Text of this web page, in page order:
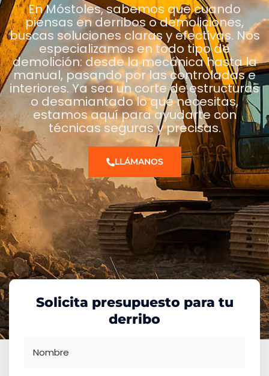
En Móstoles, sabemos que cuando
piensas en derribos o demoliciones,
buscas soluciones claras y efectivas. Nos
especializamos en todo tipo de
demolición: desde la mecánica hasta la
manual, pasando por las controladas e
interiores. Ya sea un corte de estructuras
o desamiantado lo que necesitas,
estamos aquí para ayudarte con
técnicas seguras y precisas.
LLÁMANOS
Solicita presupuesto para tu
derribo